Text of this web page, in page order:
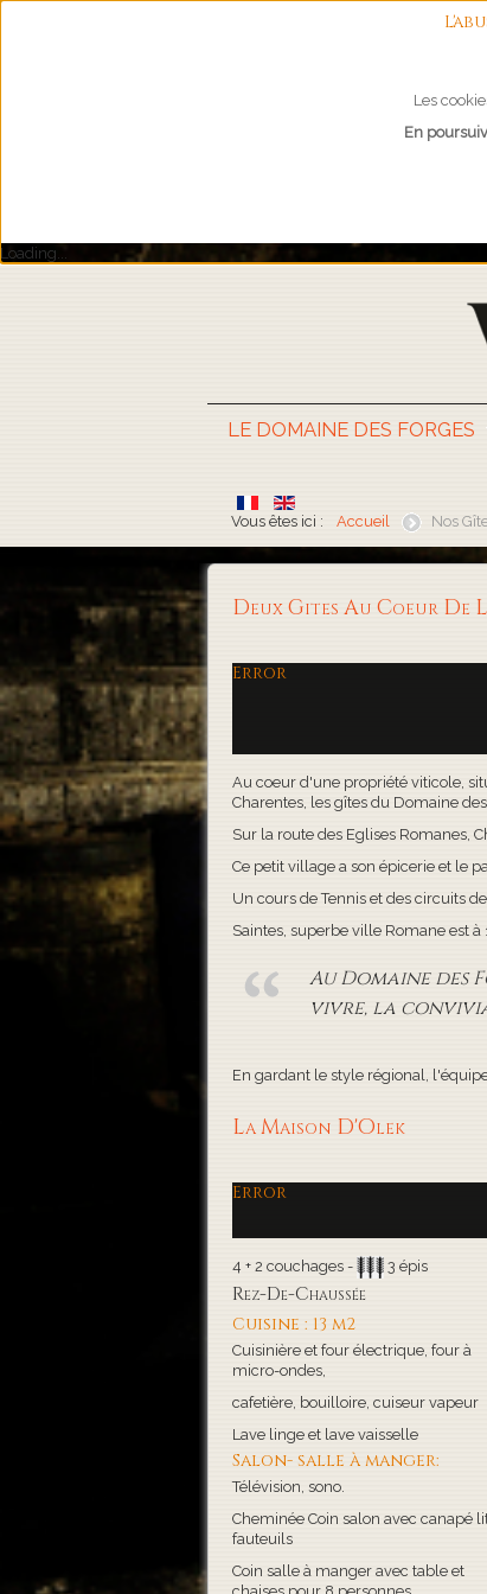
Les
En
Loading...
LE DOMAINE DES FORGES
Vous êtes ici : Accueil Nos
Deux Gites Au Coeur De
Error
Au coeur d'une propriété viticole,
Charentes, les gîtes du Domaine
Sur la route des Eglises Romanes,
Ce petit village a son épicerie et le
Un cours de Tennis et des circuits
Saintes, superbe ville Romane est
Au Domaine des
vivre, la
En gardant le style régional,
La Maison D'Olek
Error
4 + 2 couchages - 3 épis
Rez-De-Chaussée
Cuisine : 13 m2
Cuisinière et four électrique, four à
micro-ondes,
cafetière, bouilloire, cuiseur vapeur
Lave linge et lave vaisselle
Salon- salle à manger:
Télévision, sono.
Cheminée Coin salon avec canapé
fauteuils
Coin salle à manger avec table et